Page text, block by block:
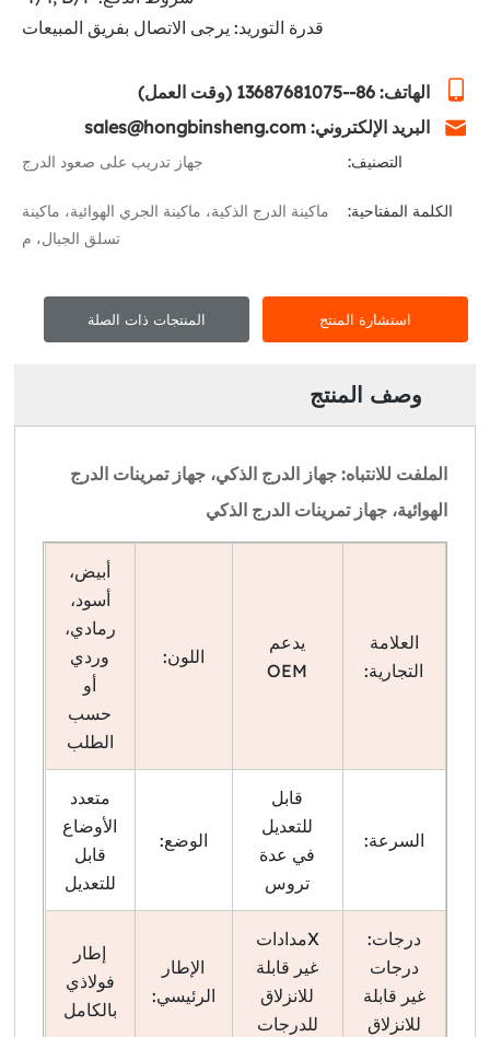
قدرة التوريد: يرجى الاتصال بفريق المبيعات
الهاتف: 86--13687681075 (وقت العمل)
البريد الإلكتروني: sales@hongbinsheng.com
التصنيف: جهاز تدريب على صعود الدرج
الكلمة المفتاحية:
ماكينة الدرج الذكية، ماكينة الجري الهوائية، ماكينة
تسلق الجبال، م
استشارة المنتج المنتجات ذات الصلة
وصف المنتج
الملفت للانتباه: جهاز الدرج الذكي، جهاز تمرينات الدرج
الهوائية، جهاز تمرينات الدرج الذكي
العلامة
التجارية:
يدعم
OEM
اللون:
أبيض،
أسود،
رمادي،
وردي
أو
حسب
الطلب
السرعة:
قابل
للتعديل
في عدة
تروس
الوضع:
متعدد
الأوضاع
قابل
للتعديل
درجات:
درجات
غير قابلة
للانزلاق
Xمدادات
غير قابلة
للانزلاق
للدرجات
الإطار
الرئيسي:
إطار
فولاذي
بالكامل